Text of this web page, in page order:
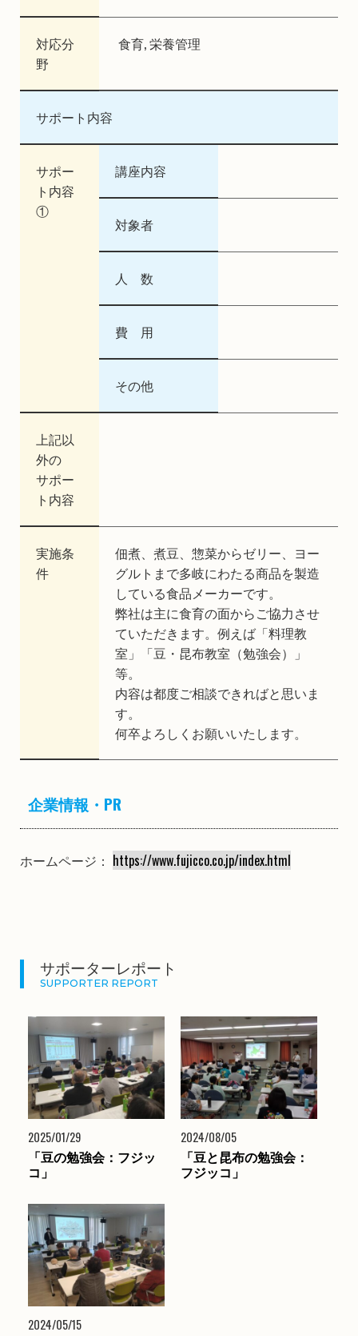
対応分
野
食育, 栄養管理
サポート内容
サポー
ト内容
①
講座内容
対象者
人 数
費 用
その他
上記以
外の
サポー
ト内容
実施条
件
佃煮、煮豆、惣菜からゼリー、ヨー
グルトまで多岐にわたる商品を製造
している食品メーカーです。
弊社は主に食育の面からご協力させ
ていただきます。例えば「料理教
室」「豆・昆布教室（勉強会）」
等。
内容は都度ご相談できればと思いま
す。
何卒よろしくお願いいたします。
企業情報・PR
ホームページ： https://www.fujicco.co.jp/index.html
サポーターレポート
SUPPORTER REPORT
2025/01/29
「豆の勉強会：フジッ
コ」
2024/08/05
「豆と昆布の勉強会：
フジッコ」
2024/05/15